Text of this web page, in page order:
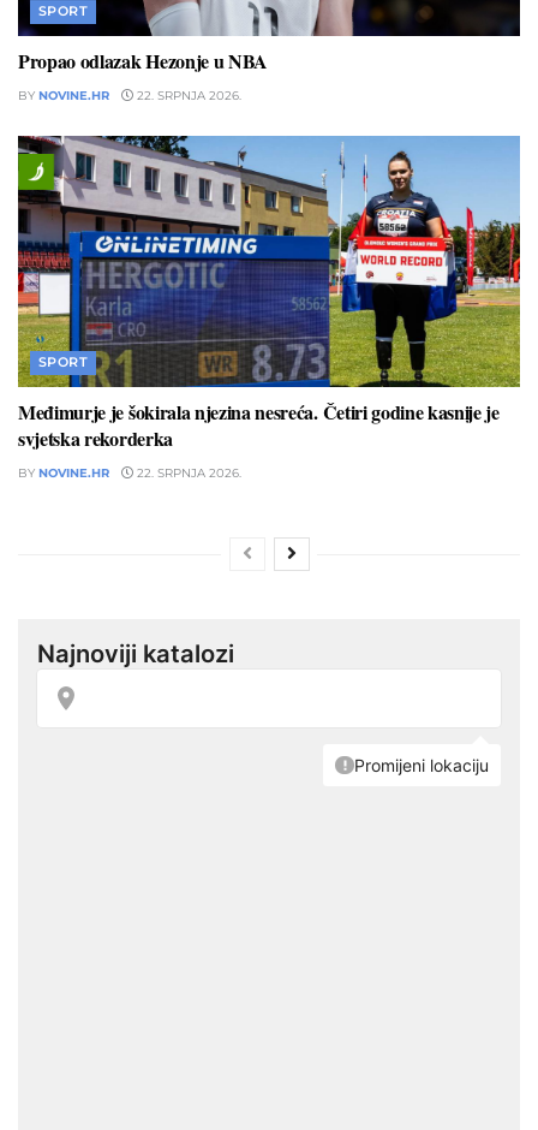
SPORT
Propao odlazak Hezonje u NBA
BY NOVINE.HR 22. SRPNJA 2026.
SPORT
Međimurje je šokirala njezina nesreća. Četiri godine kasnije je
svjetska rekorderka
BY NOVINE.HR 22. SRPNJA 2026.